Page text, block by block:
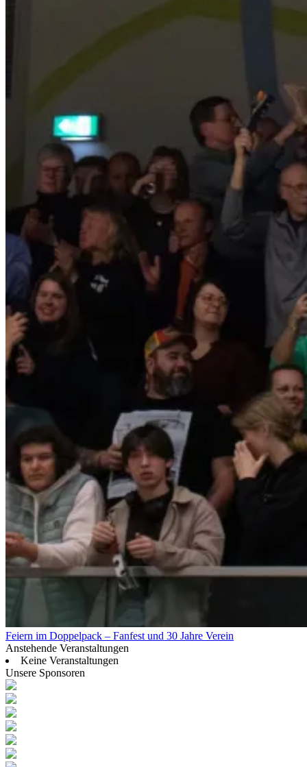
Feiern im Doppelpack – Fanfest und 30 Jahre Verein
Anstehende Veranstaltungen
Keine Veranstaltungen
Unsere Sponsoren